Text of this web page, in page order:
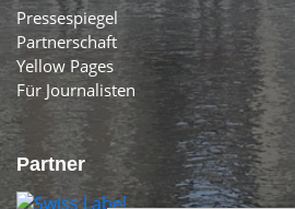
Pressespiegel
Partnerschaft
Yellow Pages
Für Journalisten
Partner